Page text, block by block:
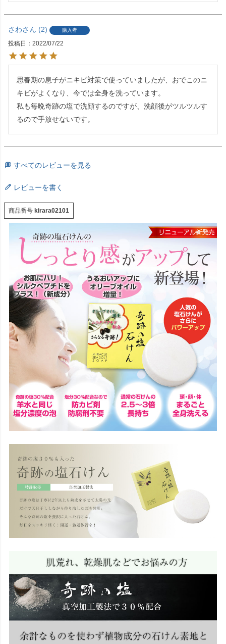
さわ 2 購入者
投稿日 2022/07/22
思春期の息子がニキビ対策で使っていましたが、おでこのニ
キビがよくなり、今では全身を洗っています。
私も毎晩奇跡の塩で洗顔するのですが、洗顔後がツルツルす
るので手放せないです。
すべてのレビューを見る
レビューを書く
商品番号 kirara02101